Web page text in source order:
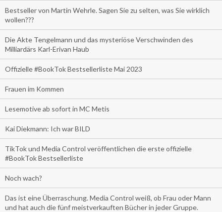
Bestseller von Martin Wehrle. Sagen Sie zu selten, was Sie wirklich
wollen???
Die Akte Tengelmann und das mysteriöse Verschwinden des
Milliardärs Karl-Erivan Haub
Offizielle #BookTok Bestsellerliste Mai 2023
Frauen im Kommen
Lesemotive ab sofort in MC Metis
Kai Diekmann: Ich war BILD
TikTok und Media Control veröffentlichen die erste offizielle
#BookTok Bestsellerliste
Noch wach?
Das ist eine Überraschung. Media Control weiß, ob Frau oder Mann
und hat auch die fünf meistverkauften Bücher in jeder Gruppe.